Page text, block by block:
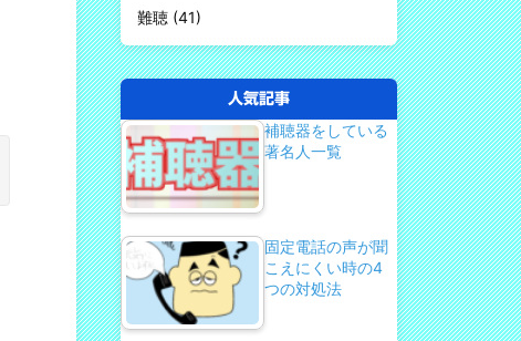
難聴 (41)
人気記事
補聴器をしている
著名人一覧
固定電話の声が聞
こえにくい時の4
つの対処法